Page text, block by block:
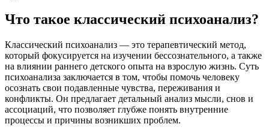
Что такое классический психоанализ?
Классический психоанализ — это терапевтический метод,
который фокусируется на изучении бессознательного, а также
на влиянии раннего детского опыта на взрослую жизнь. Суть
психоанализа заключается в том, чтобы помочь человеку
осознать свои подавленные чувства, переживания и
конфликты. Он предлагает детальный анализ мысли, снов и
ассоциаций, что позволяет глубже понять внутренние
процессы и причины возникших проблем.